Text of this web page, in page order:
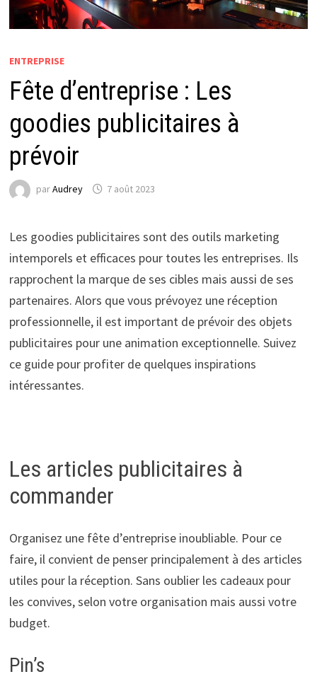
ENTREPRISE
Fête d’entreprise : Les
goodies publicitaires à
prévoir
parAudrey 7 août 2023
Les goodies publicitaires sont des outils marketing
intemporels et efficaces pour toutes les entreprises. Ils
rapprochent la marque de ses cibles mais aussi de ses
partenaires. Alors que vous prévoyez une réception
professionnelle, il est important de prévoir des objets
publicitaires pour une animation exceptionnelle. Suivez
ce guide pour profiter de quelques inspirations
intéressantes.
Les articles publicitaires à
commander
Organisez une fête d’entreprise inoubliable. Pour ce
faire, il convient de penser principalement à des articles
utiles pour la réception. Sans oublier les cadeaux pour
les convives, selon votre organisation mais aussi votre
budget.
Pin’s